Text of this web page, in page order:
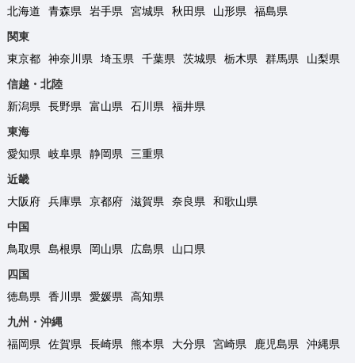
北海道
青森県 岩手県 宮城県 秋田県 山形県
福島県
関東
東京都
神奈川県 埼玉県 千葉県 茨城県 栃木県 群馬県
山梨県
信越・北陸
新潟県
長野県 富山県 石川県
福井県
東海
愛知県
岐阜県 静岡県
三重県
近畿
大阪府
兵庫県 京都府 滋賀県 奈良県
和歌山県
中国
鳥取県
島根県 岡山県 広島県
山口県
四国
徳島県
香川県 愛媛県
高知県
九州・沖縄
福岡県
佐賀県 長崎県 熊本県 大分県 宮崎県 鹿児島県 沖縄県